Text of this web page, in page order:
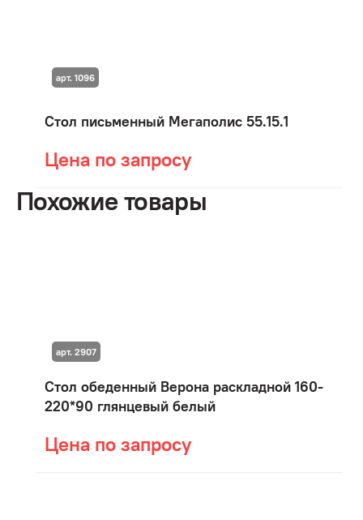
Стол письменный Мегаполис 55.15.1
Цена по запросу
арт. 1096
Похожие товары
Стол обеденный Верона раскладной 160-
220*90 глянцевый белый
Цена по запросу
арт. 2907